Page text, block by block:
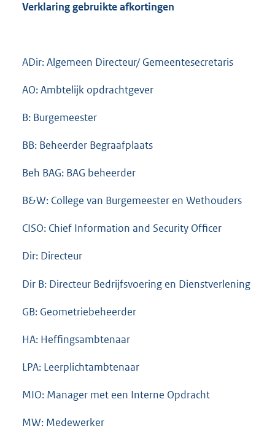
Verklaring gebruikte afkortingen
ADir: Algemeen Directeur/ Gemeentesecretaris
AO: Ambtelijk opdrachtgever
B: Burgemeester
BB: Beheerder Begraafplaats
Beh BAG: BAG beheerder
B&W: College van Burgemeester en Wethouders
CISO: Chief Information and Security Officer
Dir: Directeur
Dir B: Directeur Bedrijfsvoering en Dienstverlening
GB: Geometriebeheerder
HA: Heffingsambtenaar
LPA: Leerplichtambtenaar
MIO: Manager met een Interne Opdracht
MW: Medewerker